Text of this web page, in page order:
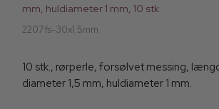
mm, huldiameter 1 mm, 10 stk
2207fs-30x1.5mm
10 stk., rørperle, forsølvet messing,
diameter 1,5 mm, huldiameter 1 mm.